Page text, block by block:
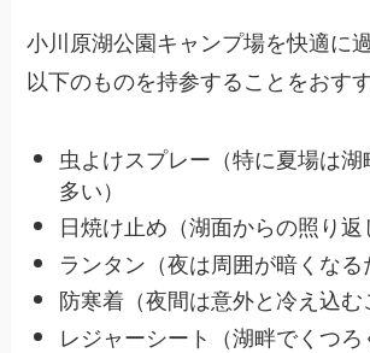
小川原湖公園キャンプ場を快適に
以下のものを持参することをおす
虫よけスプレー（特に夏場は
多い）
日焼け止め（湖面からの照り返
ランタン（夜は周囲が暗くなる
防寒着（夜間は意外と冷え込む
レジャーシート（湖畔でくつろ